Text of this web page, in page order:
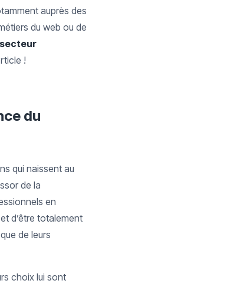
auprès des
du web ou de
secteur
!
du
qui naissent au
de la
en
d’être totalement
de leurs
choix lui sont